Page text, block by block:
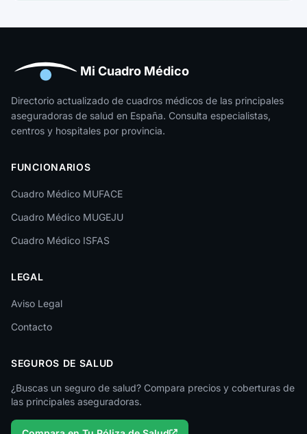
Huesca
Jaén
La Rioja
León
Lleida
Lugo
Málaga
Melilla
Murcia
Palencia
Mi Cuadro Médico
Directorio actualizado de cuadros médicos de las principales
aseguradoras de salud en España. Consulta especialistas,
centros y hospitales por provincia.
FUNCIONARIOS
Cuadro Médico MUFACE
Cuadro Médico MUGEJU
Cuadro Médico ISFAS
LEGAL
Aviso Legal
Contacto
SEGUROS DE SALUD
¿Buscas un seguro de salud? Compara precios y coberturas de
las principales aseguradoras.